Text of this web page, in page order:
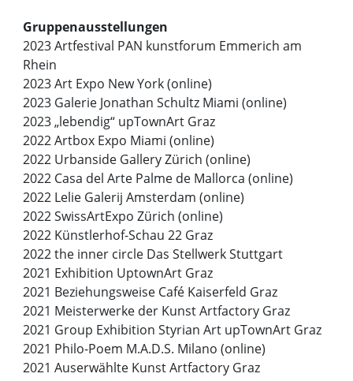
Gruppenausstellungen
2023 Artfestival PAN kunstforum Emmerich am
Rhein
2023 Art Expo New York (online)
2023 Galerie Jonathan Schultz Miami (online)
2023 „lebendig“ upTownArt Graz
2022 Artbox Expo Miami (online)
2022 Urbanside Gallery Zürich (online)
2022 Casa del Arte Palme de Mallorca (online)
2022 Lelie Galerij Amsterdam (online)
2022 SwissArtExpo Zürich (online)
2022 Künstlerhof-Schau 22 Graz
2022 the inner circle Das Stellwerk Stuttgart
2021 Exhibition UptownArt Graz
2021 Beziehungsweise Café Kaiserfeld Graz
2021 Meisterwerke der Kunst Artfactory Graz
2021 Group Exhibition Styrian Art upTownArt Graz
2021 Philo-Poem M.A.D.S. Milano (online)
2021 Auserwählte Kunst Artfactory Graz